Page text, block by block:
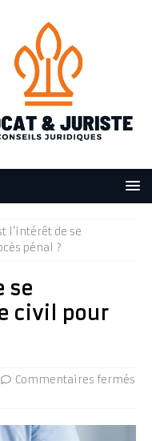
l’intérêt de se
pénal ?
se
civil pour
Commentaires fermés